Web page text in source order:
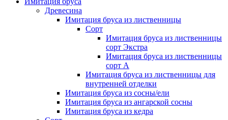
Древесина
Имитация бруса из лиственницы
Сорт
Имитация бруса из лиственницы
сорт Экстра
Имитация бруса из лиственницы
сорт A
Имитация бруса из лиственницы для
внутренней отделки
Имитация бруса из сосны/ели
Имитация бруса из ангарской сосны
Имитация бруса из кедра